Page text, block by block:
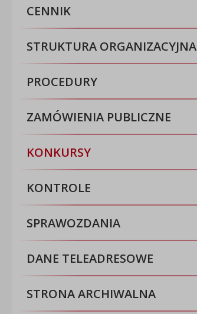
CENNIK
STRUKTURA ORGANIZACYJNA
PROCEDURY
ZAMÓWIENIA PUBLICZNE
KONKURSY
KONTROLE
SPRAWOZDANIA
DANE TELEADRESOWE
STRONA ARCHIWALNA